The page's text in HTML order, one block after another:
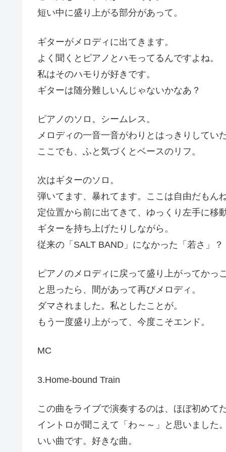
短い中に盛り上がる部分があって。
ギターがメロディに出てきます。
よく聞くとピアノとハモってるんですよね。
私はそのハモりが好きです。
ギターは随分難しいんじゃないかなあ？
ピアノのソロ。シームレス。
メロディの一音一音がわりとはっきりしてい
ここでも、ふと気づくとベースのリフ。
次はギターのソロ。
弾いてます、暴れてます。ここは自由だもんね
定位置から前に出てきて、ゆっくり左手に移動
ギターを持ち上げたりしながら。
従来の「SALT BAND」になかった「若さ」？
ピアノのメロディに戻って盛り上がってかっ
と思ったら、間があって再びメロディ。
ダマされました。私としたことが。
もう一度盛り上がって、今度こそエンド。
MC
3.Home-bound Train
この曲をライブで演奏するのは、ほぼ初めて
イントロが聞こえて「わ～～」と思いました。
いい曲です。好きな曲。